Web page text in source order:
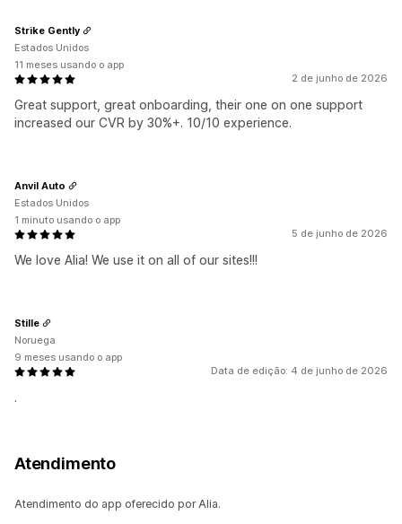
2 de junho de 2026
Great support, great onboarding, their one on one support
increased our CVR by 30%+. 10/10 experience.
Strike Gently
Estados Unidos
11 meses usando o app
5 de junho de 2026
We love Alia! We use it on all of our sites!!!
Anvil Auto
Estados Unidos
1 minuto usando o app
Data de edição: 4 de junho de 2026
.
Stille
Noruega
9 meses usando o app
Atendimento
Atendimento do app oferecido por Alia.